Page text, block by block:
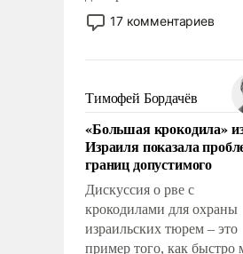
Мир, где политические
прожекты будут
налогоплательщиков и
Еревану за свои
нужно отвечать.
17 комментариев
Тимофей Бордачёв
«Большая крокодила»
Израиля показала
границ допустимого
Дискуссия о рве с
крокодилами для охраны
израильских тюрем – это
пример того, как быстро